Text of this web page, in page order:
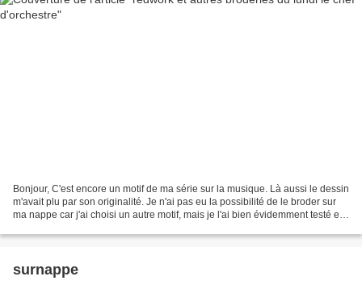
Bonjour, C'est encore un motif de ma série sur la musique. Là aussi le dessin
m'avait plu par son originalité. Je n'ai pas eu la possibilité de le broder sur
ma nappe car j'ai choisi un autre motif, mais je l'ai bien évidemment testé et
surnappe